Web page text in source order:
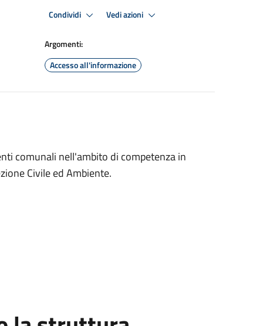
Condividi Vedi azioni
Argomenti:
Accesso all'informazione
comunali nell'ambito di competenza in
Civile ed Ambiente.